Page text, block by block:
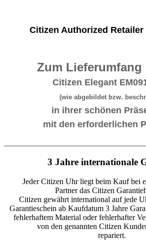
Citizen Authorized Retailer
Zum Lieferumfang
Citizen Elegant
(wie abgebildet bzw.
in ihrer schönen
mit den erforderlichen
3 Jahre internationale
Jeder Citizen Uhr liegt beim Kauf bei
Partner das Citizen
Citizen gewährt international auf jede
Garantieschein ab Kaufdatum 3 Jahre
fehlerhaftem Material oder fehlerhafter
von den genannten Citizen
repariert.